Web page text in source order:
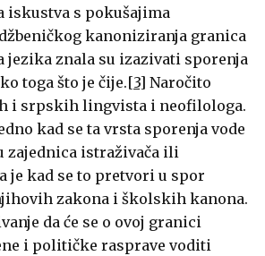
iskustva s pokušajima
kanoniziranja granica
jezika znala su izazivati sporenja
toga što je čije.[3] Naročito
i srpskih lingvista i neofilologa.
kad se ta vrsta sporenja vode
zajednica istraživača ili
je kad se to pretvori u spor
zakona i školskih kanona.
da će se o ovoj granici
i političke rasprave voditi